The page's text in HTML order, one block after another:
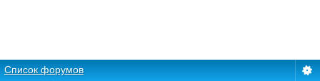
Список форумов